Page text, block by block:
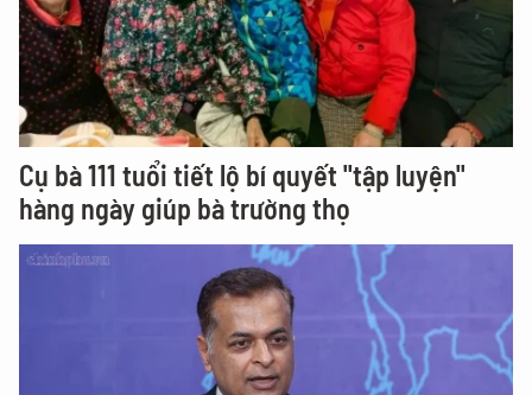
Cụ bà 111 tuổi tiết lộ bí quyết "tập luyện"
hàng ngày giúp bà trường thọ